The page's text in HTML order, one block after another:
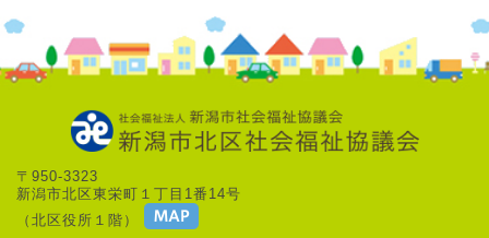
〒950-3323
新潟市北区東栄町１丁目1番14号
（北区役所１階）